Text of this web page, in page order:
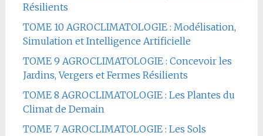
Résilients
TOME 10 AGROCLIMATOLOGIE : Modélisation,
Simulation et Intelligence Artificielle
TOME 9 AGROCLIMATOLOGIE : Concevoir les
Jardins, Vergers et Fermes Résilients
TOME 8 AGROCLIMATOLOGIE : Les Plantes du
Climat de Demain
TOME 7 AGROCLIMATOLOGIE : Les Sols